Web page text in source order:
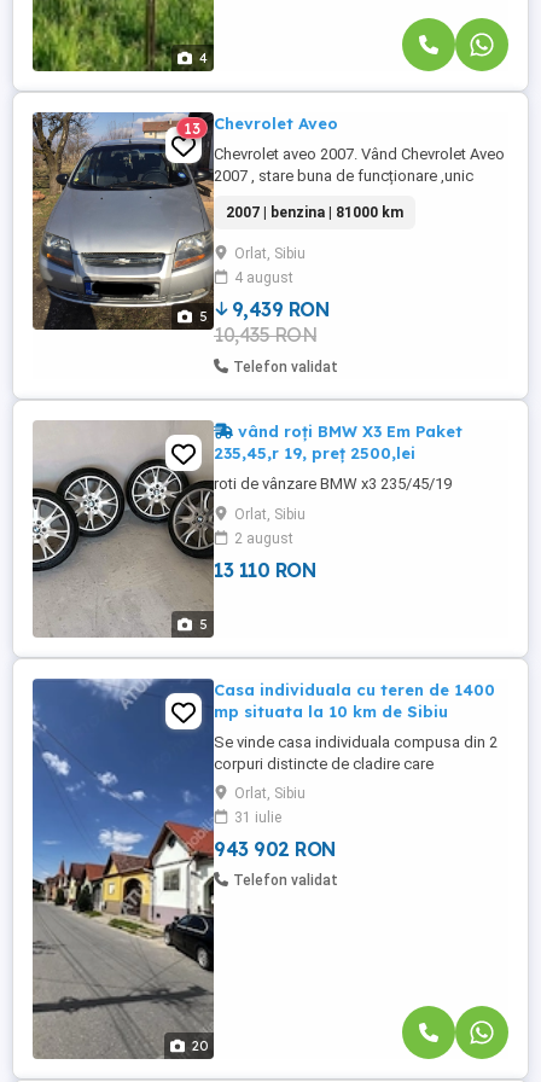
4
5
13 Chevrolet Aveo
Chevrolet aveo 2007. Vând Chevrolet Aveo
2007 , stare buna de funcționare ,unic
Mașina poate fi văzută in Orlat jud Sibiu.
Mai multe detalii la nr de telefon.
2007 | benzina | 81000 km
Orlat, Sibiu
4 august
9,439 RON
10,435 RON
Telefon validat
5
vând roți BMW X3 Em Paket
235,45,r 19, preț 2500,lei
roti de vânzare BMW x3 235/45/19
Orlat, Sibiu
2 august
13 110 RON
20
Casa individuala cu teren de 1400
mp situata la 10 km de Sibiu
Se vinde casa individuala compusa din 2
corpuri distincte de cladire care
insumeaza 5 camere, 2 terase si anexe
care totalizeaza 223 mp construiti,
pozitionata pe un teren generos de 1400
mp, situata in Orlat, la doar 13 km fata de
Sibiu. Corupul 1 este edificat in jurul anilor
Orlat, Sibiu
31 iulie
943 902 RON
Telefon validat